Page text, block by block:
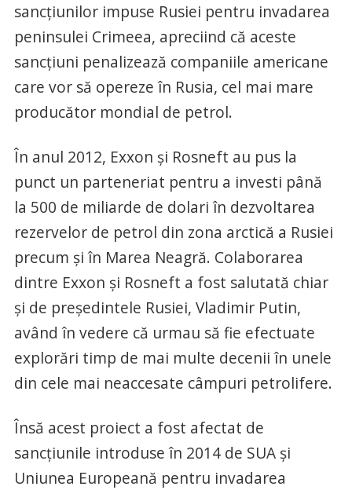
sancţiunilor impuse Rusiei pentru invadarea
peninsulei Crimeea, apreciind că aceste
sancţiuni penalizează companiile americane
care vor să opereze în Rusia, cel mai mare
producător mondial de petrol.
În anul 2012, Exxon şi Rosneft au pus la
punct un parteneriat pentru a investi până
la 500 de miliarde de dolari în dezvoltarea
rezervelor de petrol din zona arctică a Rusiei
precum şi în Marea Neagră. Colaborarea
dintre Exxon şi Rosneft a fost salutată chiar
şi de preşedintele Rusiei, Vladimir Putin,
având în vedere că urmau să fie efectuate
explorări timp de mai multe decenii în unele
din cele mai neaccesate câmpuri petrolifere.
Însă acest proiect a fost afectat de
sancţiunile introduse în 2014 de SUA şi
Uniunea Europeană pentru invadarea